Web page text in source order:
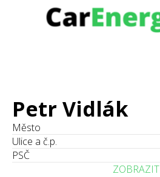
Petr Vidlák
Město
Ulice a č.p.
PSČ
ZOBRAZIT